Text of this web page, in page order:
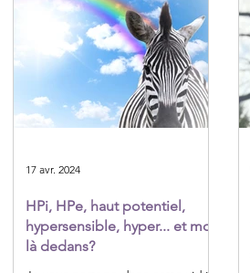
HPi, HPe, haut potentiel,
hypersensible, hyper... et moi
là dedans?
17 avr. 2024